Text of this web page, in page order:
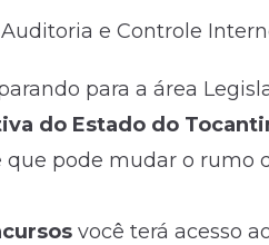
e Controle
para a área
do Estado do
pode mudar o rumo
você terá acesso